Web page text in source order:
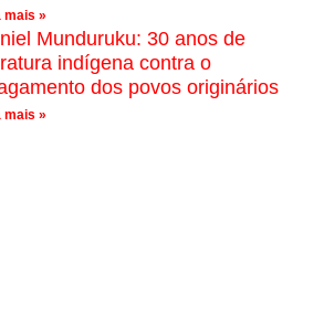
mais »
Munduruku: 30 anos de
indígena contra o
dos povos originários
mais »